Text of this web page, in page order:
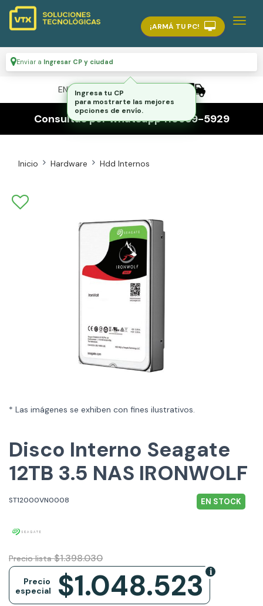
¡ARMÁ TU PC!
Enviar a Ingresar CP y ciudad
ENVÍO GRATIS A TODO EL PAÍS
Consultas por whatsapp 116559-5929
Inicio Hardware Hdd Internos
* Las imágenes se exhiben con fines ilustrativos.
Disco Interno Seagate
12TB 3.5 NAS IRONWOLF
ST12000VN0008 EN STOCK
Precio lista $1.398.030
$1.048.523
Precio
especial